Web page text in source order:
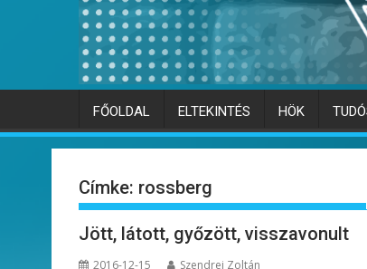
FŐOLDAL ELTEKINTÉS HÖK
Címke: rossberg
Jött, látott, győzött, visszavonult
2016-12-15 Szendrei Zoltán